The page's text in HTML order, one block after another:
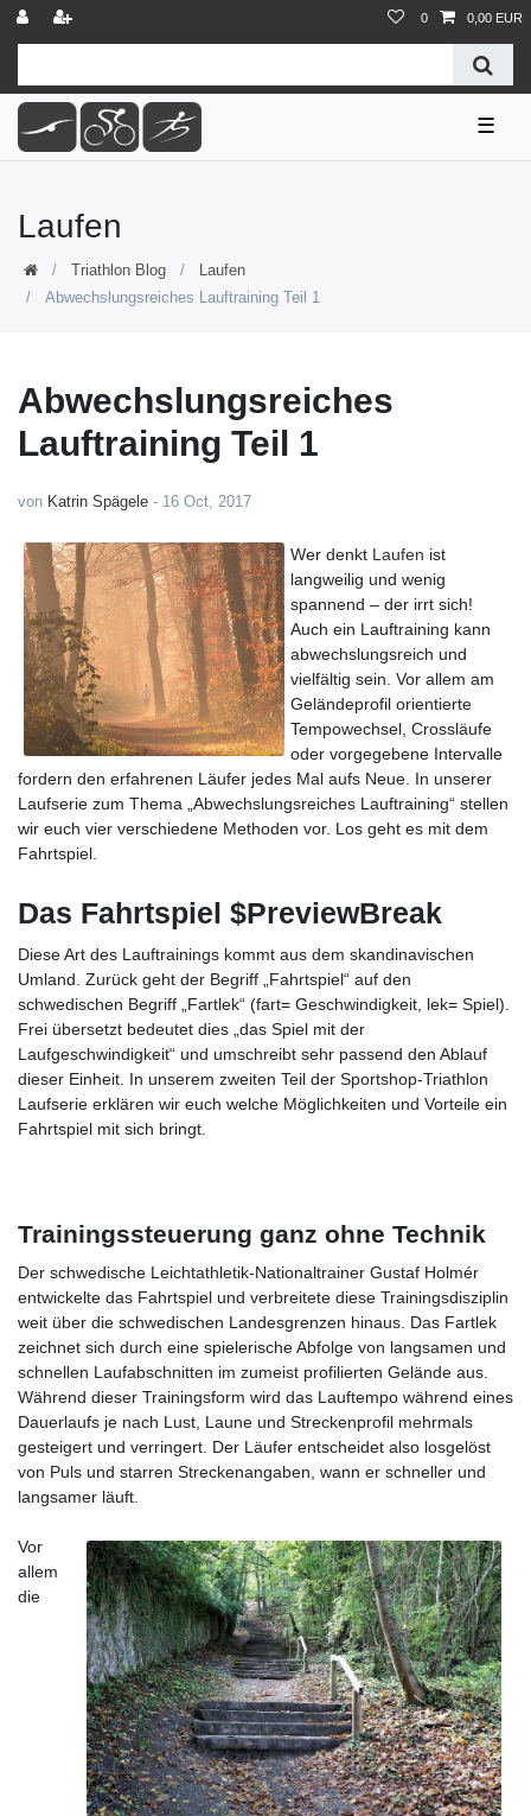
0 0,00 EUR
☰
Laufen
Triathlon Blog
Laufen
Abwechslungsreiches Lauftraining Teil 1
Abwechslungsreiches
Lauftraining Teil 1
von Katrin Spägele - 16 Oct, 2017
Wer denkt Laufen ist
langweilig und wenig
spannend – der irrt sich!
Auch ein Lauftraining kann
abwechslungsreich und
vielfältig sein. Vor allem am
Geländeprofil orientierte
Tempowechsel, Crossläufe
oder vorgegebene Intervalle
fordern den erfahrenen Läufer jedes Mal aufs Neue. In unserer
Laufserie zum Thema „Abwechslungsreiches Lauftraining“ stellen
wir euch vier verschiedene Methoden vor. Los geht es mit dem
Fahrtspiel.
Das Fahrtspiel $PreviewBreak
Diese Art des Lauftrainings kommt aus dem skandinavischen
Umland. Zurück geht der Begriff „Fahrtspiel“ auf den
schwedischen Begriff „Fartlek“ (fart= Geschwindigkeit, lek= Spiel).
Frei übersetzt bedeutet dies „das Spiel mit der
Laufgeschwindigkeit“ und umschreibt sehr passend den Ablauf
dieser Einheit. In unserem zweiten Teil der Sportshop-Triathlon
Laufserie erklären wir euch welche Möglichkeiten und Vorteile ein
Fahrtspiel mit sich bringt.
Trainingssteuerung ganz ohne Technik
Der schwedische Leichtathletik-Nationaltrainer Gustaf Holmér
entwickelte das Fahrtspiel und verbreitete diese Trainingsdisziplin
weit über die schwedischen Landesgrenzen hinaus. Das Fartlek
zeichnet sich durch eine spielerische Abfolge von langsamen und
schnellen Laufabschnitten im zumeist profilierten Gelände aus.
Während dieser Trainingsform wird das Lauftempo während eines
Dauerlaufs je nach Lust, Laune und Streckenprofil mehrmals
gesteigert und verringert. Der Läufer entscheidet also losgelöst
von Puls und starren Streckenangaben, wann er schneller und
langsamer läuft.
Vor
allem
die